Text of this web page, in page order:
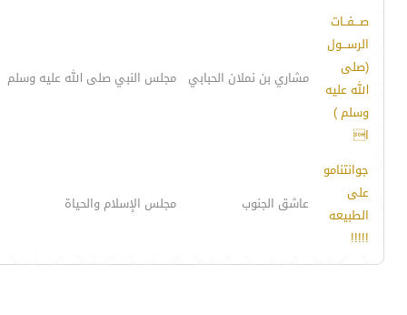
صـــفــات
الرســـول
(صلى
الله عليه
وسلم )
ا
مشاري بن نملان الحبابي مجلس النبي صلى الله عليه وسلم
جوانتنامو
على
الطبيعه
!!!!!
عاشق الجنوب مجلس الإسلام والحياة